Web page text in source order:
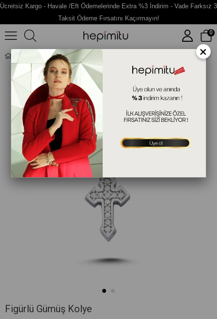
Ücretsiz Kargo - Havale /Eft Ödemelerinde Extra %3 İndirim - Vade Farksız 3
Taksit Ödeme Fırsatını Kaçırmayın!
0
Figürlü Gümüş Kolye
Figürlü Gümüş Kolye
×